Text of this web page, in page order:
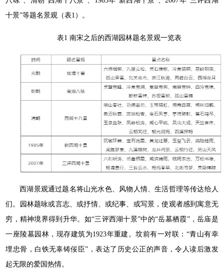
十景”等题名景观（表1）。
表1 南宋之后的西湖园林题名景观一览表
西湖景观通过题名将山光水色、风物人情、生活哲理等传达给人
们。园林题咏或言志、或抒情、或纪事、或写景，使观者感到寓意无
穷，精神境界得到升华。如“三评西湖十景”中的“岳墓栖霞”，岳庙是
一座陵墓园林，现存建筑为1923年重建。坟前有一对联：“青山有幸
埋忠骨，白铁无辜铸佞臣”，表达了历史公正的声音，令人读后激发
起无限的爱国热情。